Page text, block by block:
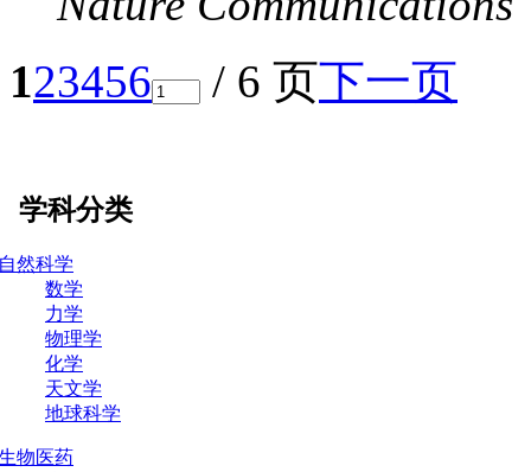
123456 / 6 页下一页
科分类
然科学
数学
力学
物理学
化学
天文学
地球科学
物医药